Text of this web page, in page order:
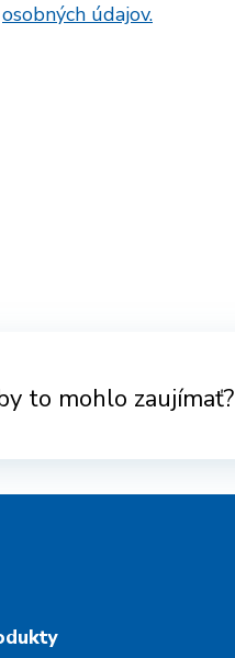
osobných údajov.
to mohlo zaujímať?